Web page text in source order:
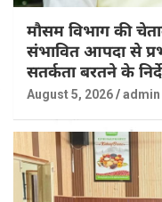
मौसम विभाग की
संभावित आपदा से
सतर्कता बरतने के
August 5, 2026 admin